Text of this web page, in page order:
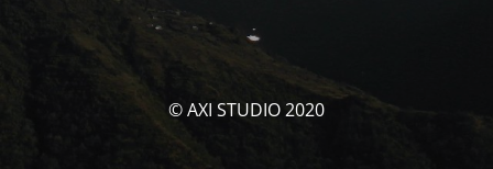
© AXI STUDIO 2020